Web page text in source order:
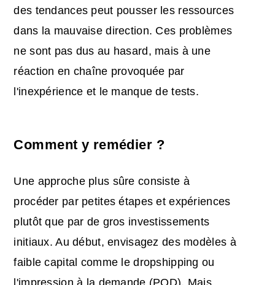
des tendances peut pousser les ressources
dans la mauvaise direction. Ces problèmes
ne sont pas dus au hasard, mais à une
réaction en chaîne provoquée par
l'inexpérience et le manque de tests.
Comment y remédier ?
Une approche plus sûre consiste à
procéder par petites étapes et expériences
plutôt que par de gros investissements
initiaux. Au début, envisagez des modèles à
faible capital comme le dropshipping ou